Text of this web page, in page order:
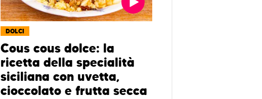
DOLCI
Cous cous dolce: la
ricetta della specialità
siciliana con uvetta,
cioccolato e frutta secca